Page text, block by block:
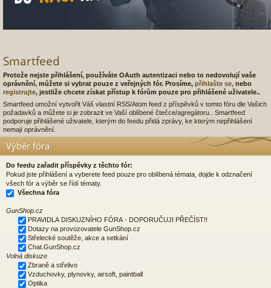
Smartfeed
Protože nejste přihlášení, používáte OAuth autentizaci nebo to nedovolují vaše
oprávnění, můžete si vybrat pouze z veřejných fór. Prosíme, přihlašte se, nebo
registrujte, jestliže chcete získat přístup k fórům pouze pro přihlášené uživatele..
Smartfeed umožní vytvořit Váš vlastní RSS/Atom feed z příspěvků v tomto fóru dle Vašich
požadavků a můžete si je zobrazit ve Vaší oblíbené čtečce/agregátoru.. Smartfeed
podporuje přihlášené uživatele, kterým do feedu přidá zprávy, ke kterým nepřihlášení
nemají oprávnění.
Výběr fóra
Do feedu zařadit příspěvky z těchto fór:
Pokud jste přihlášení a vyberete feed pouze pro oblíbená témata, dojde k odznačení
všech fór a výběr se řídí tématy.
Všechna fóra
GunShop.cz
PRAVIDLA DISKUZNÍHO FÓRA - DOPORUČUJI PŘEČÍST!!
Dotazy na provozovatele GunShop.cz
Střelecké soutěže, akce a setkání
Chat.GunShop.cz
Volná diskuze
Zbraně a střelivo
Vzduchovky, plynovky, airsoft, paintball
Optika